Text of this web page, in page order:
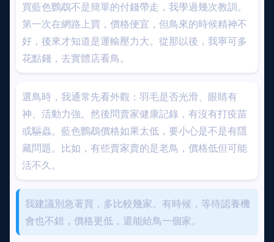
買藍色鸚鵡不是簡單的付錢帶走，我學過幾次教訓。
第一次在網路上買，價格便宜，但鳥來的時候精神不
好，後來才知道是運輸壓力大。從那以後，我寧可多
花點錢，去實體店看鳥。
選鳥時，我通常先看外觀：羽毛是否光滑、眼睛有
神、活動力強。然後問賣家健康記錄，有沒有打疫苗
或驅蟲。藍色鸚鵡價格如果太低，要小心是不是有隱
藏問題。比如，有些賣家賣的是老鳥，價格低但可能
活不久。
我建議別急著買，多比較幾家。有時候，等待認養機
會也不錯，價格更低，還能給鳥一個家。